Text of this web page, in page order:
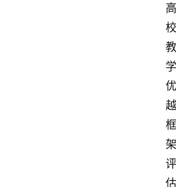
高
校
教
学
优
越
框
架
评
估